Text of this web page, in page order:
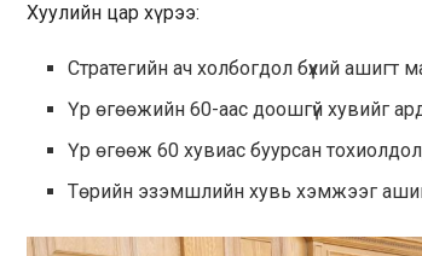
Хуулийн цар хүрээ:
Стратегийн ач холбогдол бүхий
Үр өгөөжийн 60-аас доошгүй хувийг
Үр өгөөж 60 хувиас буурсан
Төрийн эзэмшлийн хувь хэмжээг